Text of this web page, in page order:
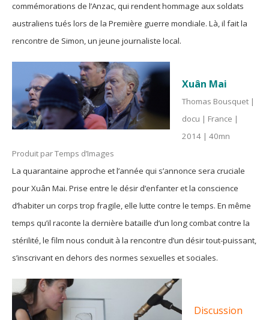
commémorations de l’Anzac, qui rendent hommage aux soldats
australiens tués lors de la Première guerre mondiale. Là, il fait la
rencontre de Simon, un jeune journaliste local.
Xuân Mai
Thomas Bousquet |
docu | France |
2014 | 40mn
Produit par Temps d’Images
La quarantaine approche et l’année qui s’annonce sera cruciale
pour Xuân Mai. Prise entre le désir d’enfanter et la conscience
d’habiter un corps trop fragile, elle lutte contre le temps. En même
temps qu’il raconte la dernière bataille d’un long combat contre la
stérilité, le film nous conduit à la rencontre d’un désir tout-puissant,
s’inscrivant en dehors des normes sexuelles et sociales.
Discussion